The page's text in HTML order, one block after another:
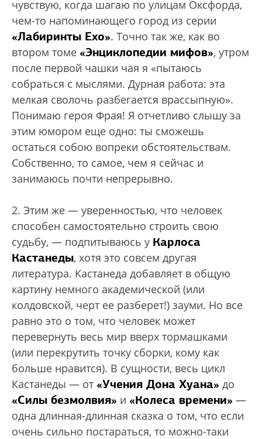
чувствую, когда шагаю по улицам Оксфорда,
чем-то напоминающего город из серии
«Лабиринты Ехо». Точно так же, как во
втором томе «Энциклопедии мифов», утром
после первой чашки чая я «пытаюсь
собраться с мыслями. Дурная работа: эта
мелкая сволочь разбегается врассыпную».
Понимаю героя Фрая! Я отчетливо слышу за
этим юмором еще одно: ты сможешь
остаться собою вопреки обстоятельствам.
Собственно, то самое, чем я сейчас и
занимаюсь почти непрерывно.
2. Этим же — уверенностью, что человек
способен самостоятельно строить свою
судьбу, — подпитываюсь у Карлоса
Кастанеды, хотя это совсем другая
литература. Кастанеда добавляет в общую
картину немного академической (или
колдовской, черт ее разберет!) зауми. Но все
равно это о том, что человек может
перевернуть весь мир вверх тормашками
(или перекрутить точку сборки, кому как
больше нравится). В сущности, весь цикл
Кастанеды — от «Учения Дона Хуана» до
«Силы безмолвия» и «Колеса времени» —
одна длинная-длинная сказка о том, что если
очень сильно постараться, то можно-таки